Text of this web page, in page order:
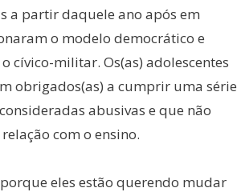
a partir daquele ano após em
o modelo democrático e
cívico-militar. Os(as) adolescentes
obrigados(as) a cumprir uma série
abusivas e que não
com o ensino.
eles estão querendo mudar